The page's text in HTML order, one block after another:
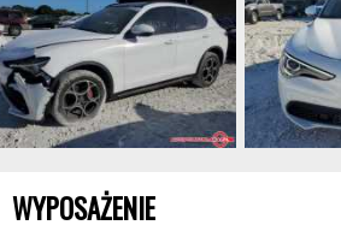
WYPOSAŻENIE